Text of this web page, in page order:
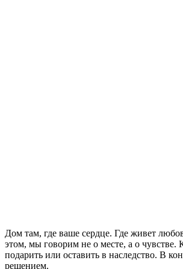
Дом там, где ваше сердце. Где живет
этом, мы говорим не о месте, а о
подарить или оставить в наследство. В
решением.